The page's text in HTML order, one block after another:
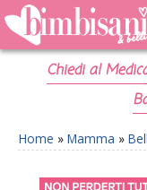
Chiedi al
Home » Mamma »